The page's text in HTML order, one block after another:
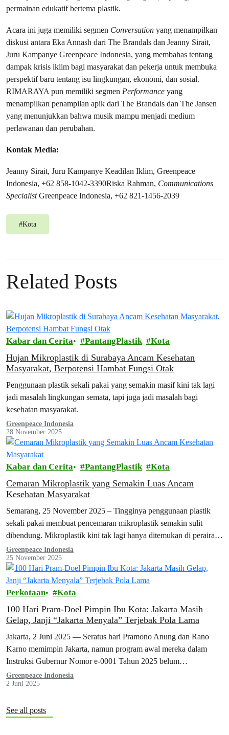
permainan edukatif bertema plastik.
Acara ini juga memiliki segmen Conversation yang menampilkan
diskusi antara Eka Annash dari The Brandals dan Jeanny Sirait,
Juru Kampanye Greenpeace Indonesia, yang membahas tentang
dampak krisis iklim bagi masyarakat dan pekerja untuk membuka
perspektif baru tentang isu lingkungan, ekonomi, dan sosial.
RIMARAYA pun memiliki segmen Performance yang
menampilkan penampilan apik dari The Brandals dan The Jansen
yang menunjukkan bahwa musik mampu menjadi medium
perlawanan dan perubahan.
Kontak Media:
Jeanny Sirait, Juru Kampanye Keadilan Iklim, Greenpeace
Indonesia, +62 858-1042-3390Riska Rahman, Communications
SpecialistGreenpeace Indonesia, +62 821-1456-2039
#Kota
Related Posts
Kabar dan Cerita PantangPlastik Kota
Hujan Mikroplastik di Surabaya Ancam Kesehatan
Masyarakat, Berpotensi Hambat Fungsi Otak
Penggunaan plastik sekali pakai yang semakin masif kini tak lagi
jadi masalah lingkungan semata, tapi juga jadi masalah bagi
kesehatan masyarakat.
Greenpeace Indonesia
28 November 2025
Kabar dan Cerita PantangPlastik Kota
Cemaran Mikroplastik yang Semakin Luas Ancam
Kesehatan Masyarakat
Semarang, 25 November 2025 – Tingginya penggunaan plastik
sekali pakai membuat pencemaran mikroplastik semakin sulit
dibendung. Mikroplastik kini tak lagi hanya ditemukan di perairan,
tapi juga sampai ke tubuh manusia.…
Greenpeace Indonesia
25 November 2025
Perkotaan Kota
100 Hari Pram-Doel Pimpin Ibu Kota: Jakarta Masih
Gelap, Janji “Jakarta Menyala” Terjebak Pola Lama
Jakarta, 2 Juni 2025 — Seratus hari Pramono Anung dan Rano
Karno memimpin Jakarta, namun program awal mereka dalam
Instruksi Gubernur Nomor e-0001 Tahun 2025 belum
menyelesaikan masalah mendasar warga.…
Greenpeace Indonesia
2 Juni 2025
See all posts